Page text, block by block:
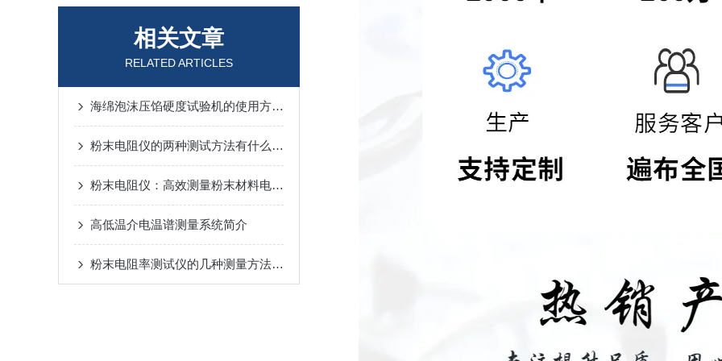
相关文章
RELATED ARTICLES
海绵泡沫压馅硬度试验机的使用方法很简单，小白也能看懂
粉末电阻仪的两种测试方法有什么不同？
粉末电阻仪：高效测量粉末材料电导率的利器
高低温介电温谱测量系统简介
粉末电阻率测试仪的几种测量方法概述